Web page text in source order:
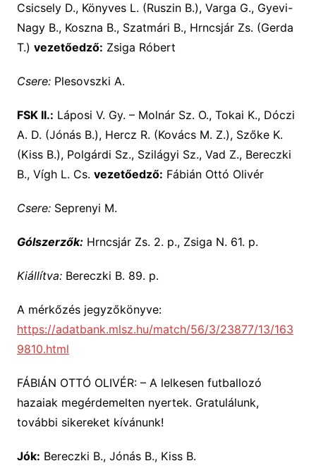
Csicsely D., Könyves L. (Ruszin B.), Varga G., Gyevi-
Nagy B., Koszna B., Szatmári B., Hrncsjár Zs. (Gerda
T.) vezetőedző: Zsiga Róbert
Csere:Plesovszki A.
FSK II.: Láposi V. Gy. – Molnár Sz. O., Tokai K., Dóczi
A. D. (Jónás B.), Hercz R. (Kovács M. Z.), Szőke K.
(Kiss B.), Polgárdi Sz., Szilágyi Sz., Vad Z., Bereczki
B., Vígh L. Cs. vezetőedző: Fábián Ottó Olivér
Csere:Seprenyi M.
Gólszerzők:Hrncsjár Zs. 2. p., Zsiga N. 61. p.
Kiállítva:Bereczki B. 89. p.
A mérkőzés jegyzőkönyve:
https://adatbank.mlsz.hu/match/56/3/23877/13/163
9810.html
FÁBIÁN OTTÓ OLIVÉR: – A lelkesen futballozó
hazaiak megérdemelten nyertek. Gratulálunk,
további sikereket kívánunk!
Jók: Bereczki B., Jónás B., Kiss B.